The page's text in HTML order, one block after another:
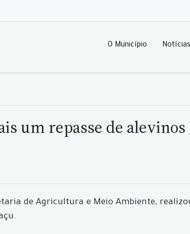
O Município Notícias
um repasse de alevinos
de Agricultura e Meio Ambiente,